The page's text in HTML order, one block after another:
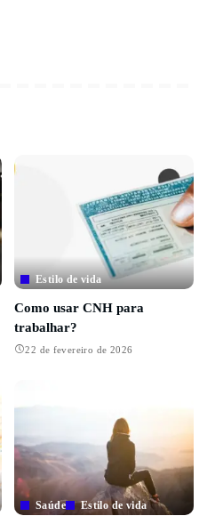
Estilo de vida
Como usar CNH para
trabalhar?
22 de fevereiro de 2026
Saúde Estilo de vida